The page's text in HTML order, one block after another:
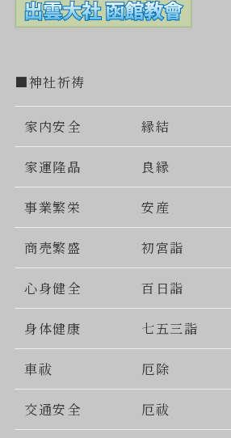
■神社祈祷
家内安全 縁結
家運隆晶 良縁
事業繁栄 安産
商売繁盛 初宮詣
心身健全 百日詣
身体健康 七五三詣
車祓 厄除
交通安全 厄祓